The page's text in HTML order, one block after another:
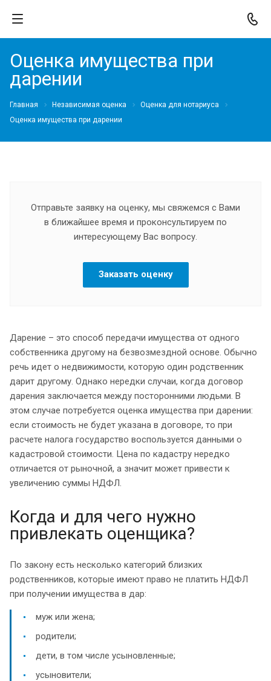
Оценка имущества при
дарении
Главная Независимая оценка
Оценка для нотариуса
Оценка имущества при дарении
Отправьте заявку на оценку, мы свяжемся с Вами
в ближайшее время и проконсультируем по
интересующему Вас вопросу.
Заказать оценку
Дарение – это способ передачи имущества от одного
собственника другому на безвозмездной основе. Обычно
речь идет о недвижимости, которую один родственник
дарит другому. Однако нередки случаи, когда договор
дарения заключается между посторонними людьми. В
этом случае потребуется оценка имущества при дарении:
если стоимость не будет указана в договоре, то при
расчете налога государство воспользуется данными о
кадастровой стоимости. Цена по кадастру нередко
отличается от рыночной, а значит может привести к
увеличению суммы НДФЛ.
Когда и для чего нужно
привлекать оценщика?
По закону есть несколько категорий близких
родственников, которые имеют право не платить НДФЛ
при получении имущества в дар:
муж или жена;
родители;
дети, в том числе усыновленные;
усыновители;